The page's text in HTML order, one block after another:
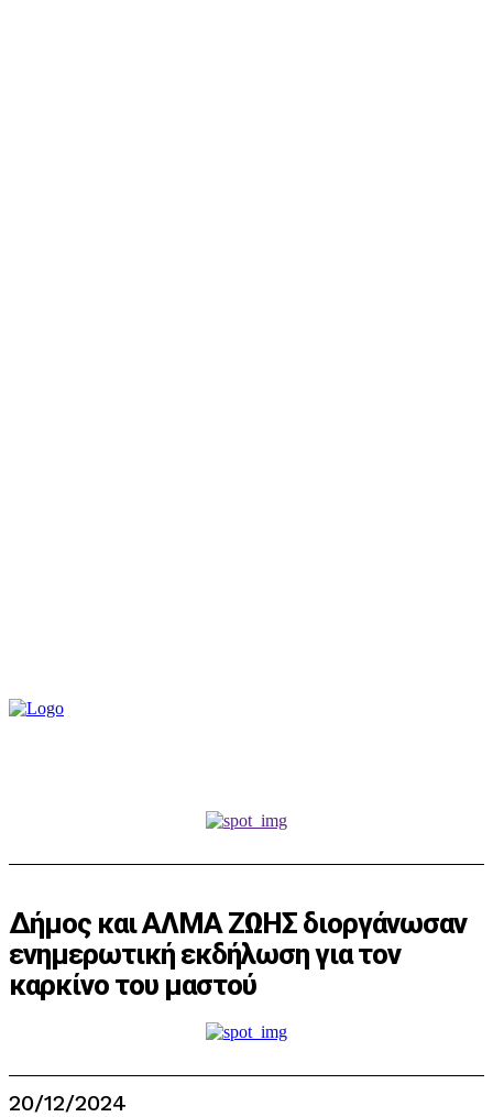
Δήμος και ΑΛΜΑ ΖΩΗΣ διοργάνωσαν
ενημερωτική εκδήλωση για τον
καρκίνο του μαστού
20/12/2024